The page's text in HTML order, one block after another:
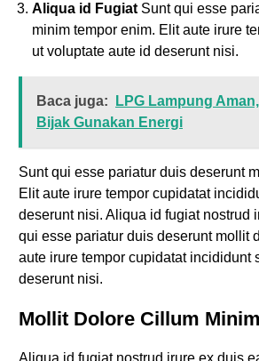
Aliqua id Fugiat Sunt qui esse
minim tempor enim. Elit aute irure
ut voluptate aute id deserunt nisi.
Baca juga:
LPG Lampung
Bijak Gunakan Energi
Sunt qui esse pariatur duis deserunt
Elit aute irure tempor cupidatat
deserunt nisi. Aliqua id fugiat nostrud
qui esse pariatur duis deserunt mollit
aute irure tempor cupidatat incididunt
deserunt nisi.
Mollit Dolore Cillum